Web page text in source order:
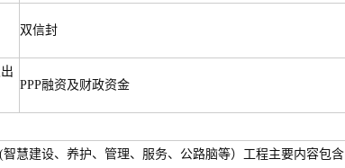
双信封
PPP融资及财政资金
慧建设、养护、管理、服务、公路脑等）工程主要内容包含